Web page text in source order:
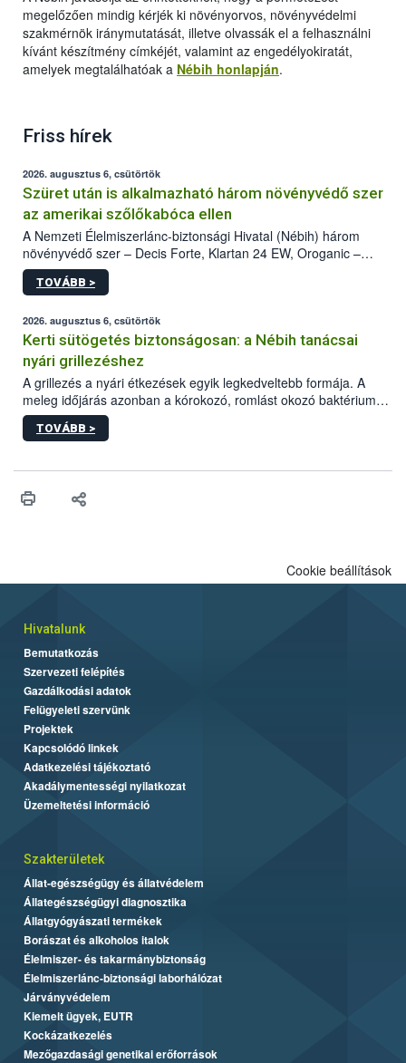
megelőzően mindig kérjék ki növényorvos, növényvédelmi
szakmérnök iránymutatását, illetve olvassák el a felhasználni
kívánt készítmény címkéjét, valamint az engedélyokiratát,
amelyek megtalálhatóak a Nébih honlapján.
Friss hírek
2026. augusztus 6, csütörtök
Szüret után is alkalmazható három növényvédő szer
az amerikai szőlőkabóca ellen
A Nemzeti Élelmiszerlánc-biztonsági Hivatal (Nébih) három
növényvédő szer – Decis Forte, Klartan 24 EW, Oroganic –
engedélyokiratát módosította, így azok a szüretet követően,
egészen a vesszőérettség (BBCH 91) stádiumáig
érésű szőlőkben is legyen lehetőség a károsító elleni további
védekezésre. Az Oroganic készítmény kis kiszerelésben kiskerti
felhasználók számára is elérhető és ökológiai termesztésben is
engedélyezett.
TOVÁBB >
2026. augusztus 6, csütörtök
Kerti sütögetés biztonságosan: a Nébih tanácsai
nyári grillezéshez
A grillezés a nyári étkezések egyik legkedveltebb formája. A
meleg időjárás azonban a kórokozó, romlást okozó baktériumok
gyorsabb szaporodásának is kedvez. A szabadtéri sütögetés
ezért nem csupán a megfelelő sütési technikáról szól: legalább
higiéniai szabályok betartása, a megfelelő hőkezelés, valamint a
biztonsági Hivatal (Nébih) Oktatási Programja összegyűjtötte a
TOVÁBB >
Cookie beállítások
Hivatalunk
Bemutatkozás
Szervezeti felépítés
Gazdálkodási adatok
Felügyeleti szervünk
Projektek
Kapcsolódó linkek
Adatkezelési tájékoztató
Akadálymentességi nyilatkozat
Üzemeltetési információ
Szakterületek
Állat-egészségügy és állatvédelem
Állategészségügyi diagnosztika
Állatgyógyászati termékek
Borászat és alkoholos italok
Élelmiszer- és takarmánybiztonság
Élelmiszerlánc-biztonsági laborhálózat
Járványvédelem
Kiemelt ügyek, EUTR
Kockázatkezelés
Mezőgazdasági genetikai erőforrások